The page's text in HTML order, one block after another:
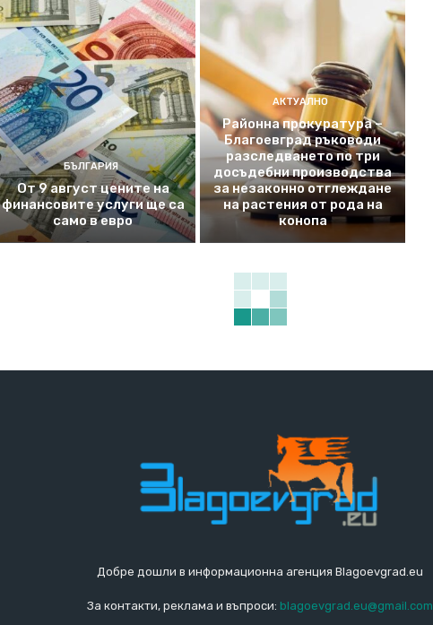
БЪЛГАРИЯ
От 9 август цените на
финансовите услуги ще са
само в евро
АКТУАЛНО
Районна прокуратура –
Благоевград ръководи
разследването по три
досъдебни производства
за незаконно отглеждане
на растения от рода на
конопа
Добре дошли в информационна агенция Blagoevgrad.eu
За контакти, реклама и въпроси: blagoevgrad.eu@gmail.com